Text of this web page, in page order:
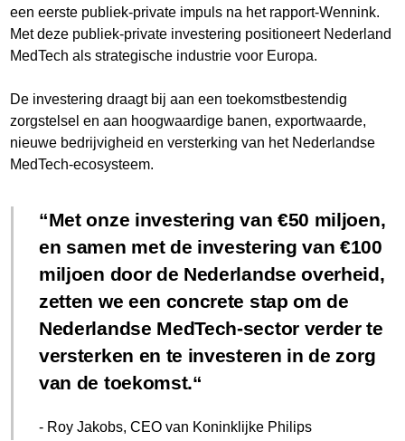
een eerste publiek-private impuls na het rapport-Wennink.
Met deze publiek-private investering positioneert Nederland
MedTech als strategische industrie voor Europa.
De investering draagt bij aan een toekomstbestendig
zorgstelsel en aan hoogwaardige banen, exportwaarde,
nieuwe bedrijvigheid en versterking van het Nederlandse
MedTech-ecosysteem.
Met onze investering van €50 miljoen,
en samen met de investering van €100
miljoen door de Nederlandse overheid,
zetten we een concrete stap om de
Nederlandse MedTech-sector verder te
versterken en te investeren in de zorg
van de toekomst.
- Roy Jakobs, CEO van Koninklijke Philips